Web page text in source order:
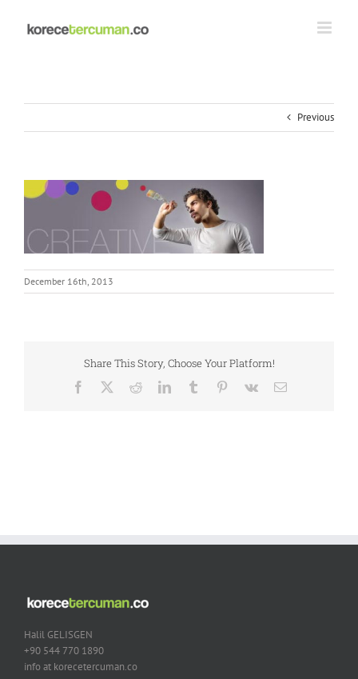
content
Previous
December 16th, 2013
Share This Story, Choose Your Platform!
Facebook RedditLinkedInTumblr Pinterest
Vk Email
Halil GELISGEN
+90 544 770 1890
info at korecetercuman.co